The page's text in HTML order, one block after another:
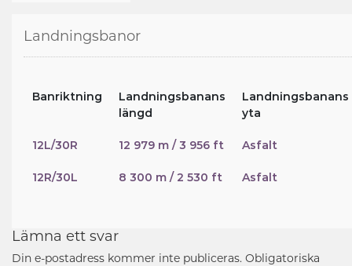
Landningsbanor
Banriktning
Landningsbanans
längd
Landningsbanans
yta
12L/30R 12 979 m / 3 956 ft Asfalt
12R/30L 8 300 m / 2 530 ft Asfalt
Lämna ett svar
Din e-postadress kommer inte publiceras. Obligatoriska